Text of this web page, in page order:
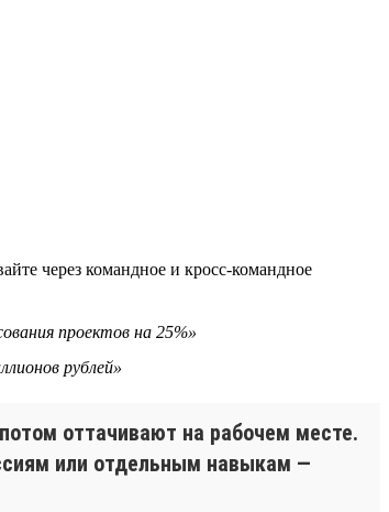
через командное и кросс-командное
проектов на 25%»
рублей»
оттачивают на рабочем месте.
или отдельным навыкам —